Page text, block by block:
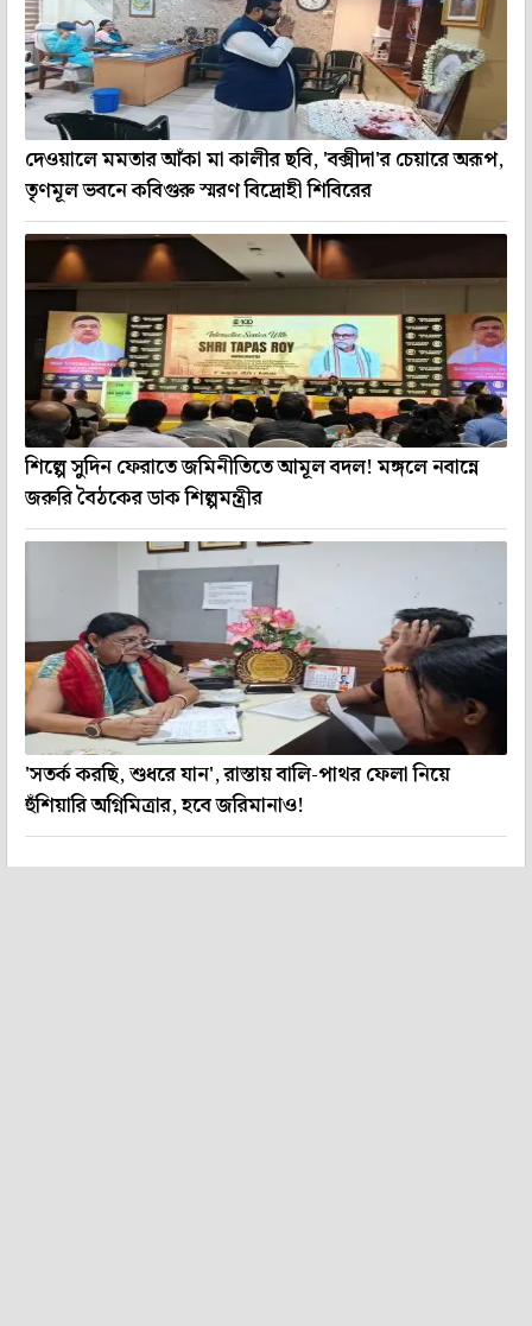
দেওয়ালে মমতার আঁকা মা কালীর ছবি, 'বক্সীদা'র চেয়ারে অরূপ,
তৃণমূল ভবনে কবিগুরু স্মরণ বিদ্রোহী শিবিরের
শিল্পে সুদিন ফেরাতে জমিনীতিতে আমূল বদল! মঙ্গলে নবান্নে
জরুরি বৈঠকের ডাক শিল্পমন্ত্রীর
'সতর্ক করছি, শুধরে যান', রাস্তায় বালি-পাথর ফেলা নিয়ে
হুঁশিয়ারি অগ্নিমিত্রার, হবে জরিমানাও!